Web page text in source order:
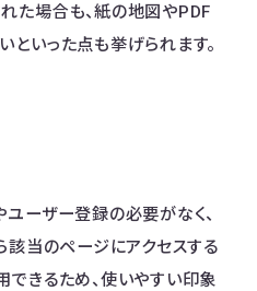
た場合も、紙の地図やPDF
いった点も挙げられます。
ーザー登録の必要がなく、
当のページにアクセスする
できるため、使いやすい印象